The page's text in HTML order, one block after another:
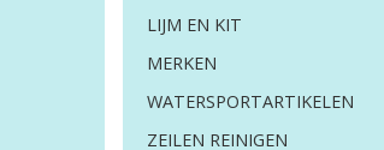
LIJM EN KIT
MERKEN
WATERSPORTARTIKELEN
ZEILEN REINIGEN